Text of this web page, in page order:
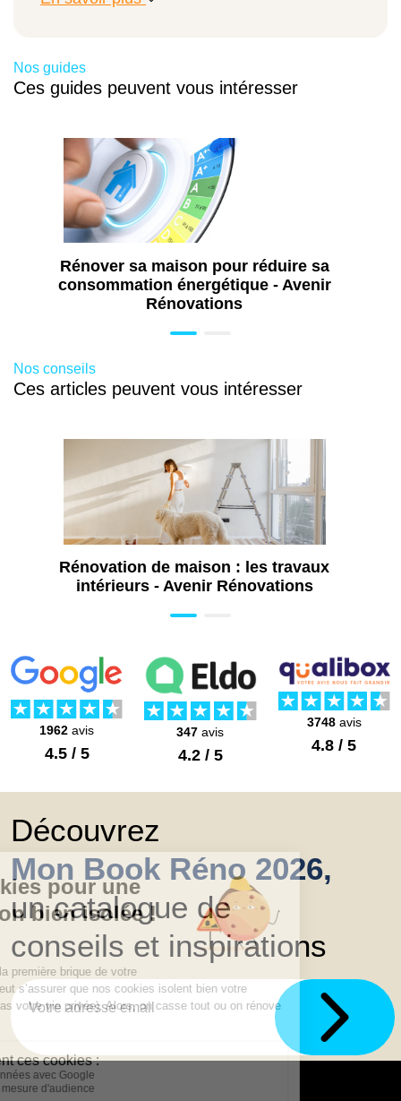
Travaux de maçonnerie à Auxerre (89)
Travaux de peinture à Auxerre (89)
Travaux de pose de menuiseries à Auxerre
(89)
Travaux d'isolation à Auxerre (89)
Nos guides
Ces guides peuvent vous intéresser
Rénover sa maison pour réduire sa
consommation énergétique - Avenir
Rénovations
Nos conseils
Ces articles peuvent vous intéresser
Rénovation de maison : les travaux
intérieurs - Avenir Rénovations
1962 avis
4.5 / 5
347 avis
4.2 / 5
3748avis
4.8 / 5
Découvrez
Mon Book Réno 2026,
un catalogue de
conseils et inspirations